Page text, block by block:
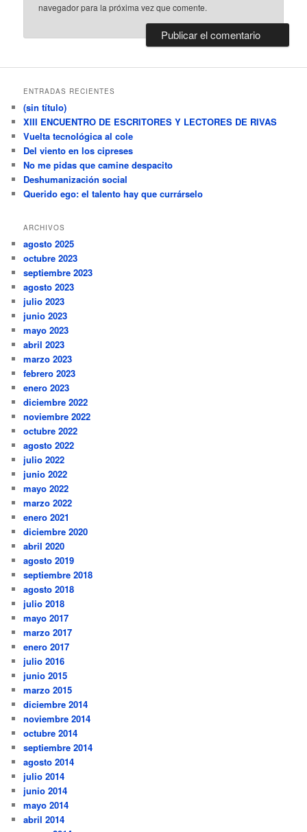
navegador para la próxima vez que comente.
ENTRADAS RECIENTES
(sin título)
XIII ENCUENTRO DE ESCRITORES Y LECTORES DE RIVAS
Vuelta tecnológica al cole
Del viento en los cipreses
No me pidas que camine despacito
Deshumanización social
Querido ego: el talento hay que currárselo
ARCHIVOS
agosto 2025
octubre 2023
septiembre 2023
agosto 2023
julio 2023
junio 2023
mayo 2023
abril 2023
marzo 2023
febrero 2023
enero 2023
diciembre 2022
noviembre 2022
octubre 2022
agosto 2022
julio 2022
junio 2022
mayo 2022
marzo 2022
enero 2021
diciembre 2020
abril 2020
agosto 2019
septiembre 2018
agosto 2018
julio 2018
mayo 2017
marzo 2017
enero 2017
julio 2016
junio 2015
marzo 2015
diciembre 2014
noviembre 2014
octubre 2014
septiembre 2014
agosto 2014
julio 2014
junio 2014
mayo 2014
abril 2014